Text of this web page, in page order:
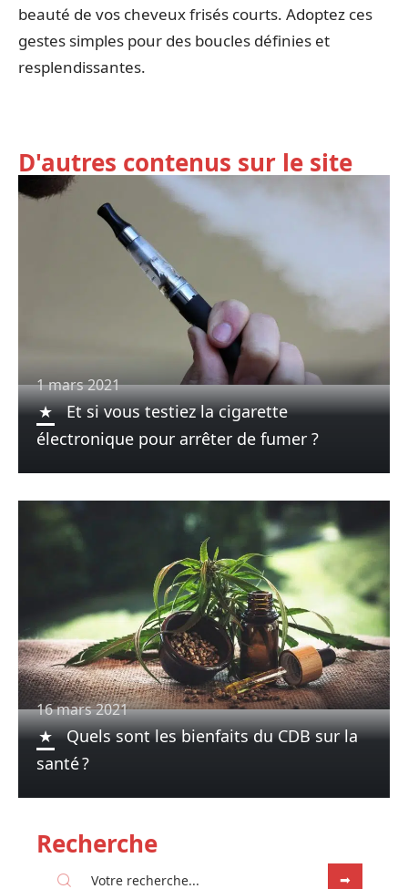
beauté de vos cheveux frisés courts. Adoptez ces
gestes simples pour des boucles définies et
resplendissantes.
D'autres contenus sur le site
1 mars 2021
Et si vous testiez la cigarette
électronique pour arrêter de fumer ?
16 mars 2021
Quels sont les bienfaits du CDB sur la
santé ?
Recherche